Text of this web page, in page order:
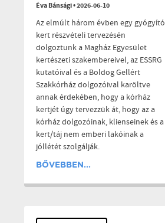
Éva Bánsági•2026-06-10
Az elmúlt három évben egy gyógyító
kert részvételi tervezésén
dolgoztunk a Magház Egyesület
kertészeti szakembereivel, az ESSRG
kutatóival és a Boldog Gellért
Szakkórház dolgozóival karöltve
annak érdekében, hogy a kórház
kertjét úgy tervezzük át, hogy az a
kórház dolgozóinak, klienseinek és a
kert/táj nem emberi lakóinak a
jóllétét szolgálják.
BŐVEBBEN...